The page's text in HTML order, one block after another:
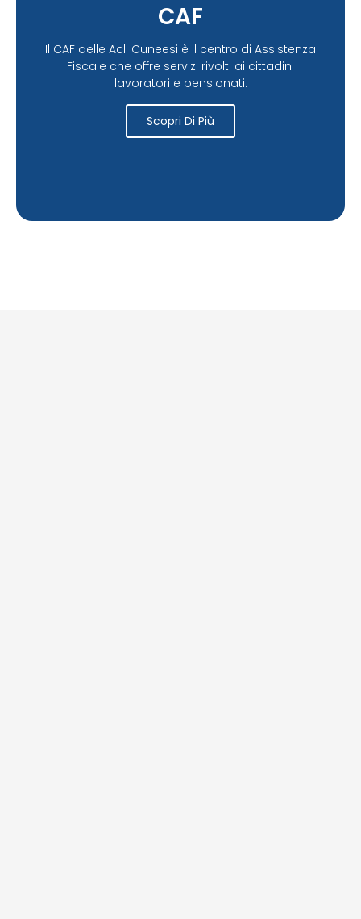
CAF
Il CAF delle Acli Cuneesi è il centro di Assistenza
Fiscale che offre servizi rivolti ai cittadini
lavoratori e pensionati.
Scopri Di Più